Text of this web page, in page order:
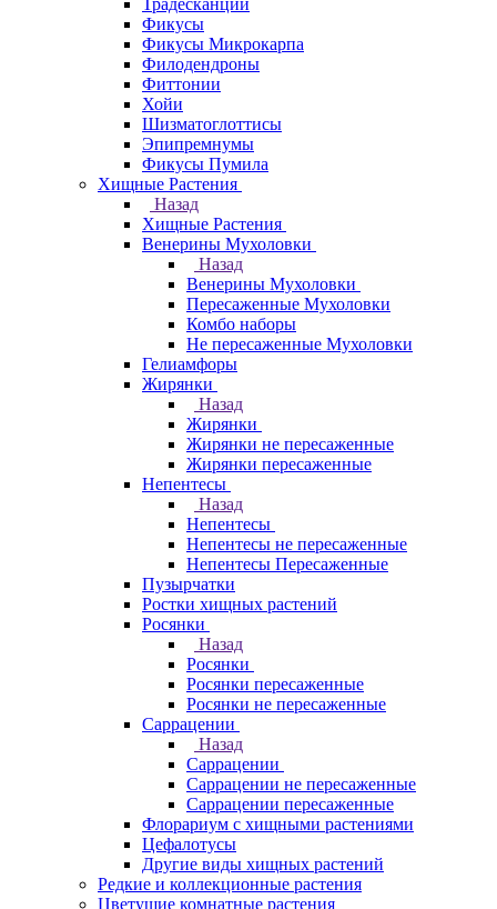
Традесканции
Фикусы
Фикусы Микрокарпа
Филодендроны
Фиттонии
Хойи
Шизматоглоттисы
Эпипремнумы
Фикусы Пумила
Хищные Растения
Назад
Хищные Растения
Венерины Мухоловки
Назад
Венерины Мухоловки
Пересаженные Мухоловки
Комбо наборы
Не пересаженные Мухоловки
Гелиамфоры
Жирянки
Назад
Жирянки
Жирянки не пересаженные
Жирянки пересаженные
Непентесы
Назад
Непентесы
Непентесы не пересаженные
Непентесы Пересаженные
Пузырчатки
Ростки хищных растений
Росянки
Назад
Росянки
Росянки пересаженные
Росянки не пересаженные
Саррацении
Назад
Саррацении
Саррацении не пересаженные
Саррацении пересаженные
Флорариум с хищными растениями
Цефалотусы
Другие виды хищных растений
Редкие и коллекционные растения
Цветущие комнатные растения